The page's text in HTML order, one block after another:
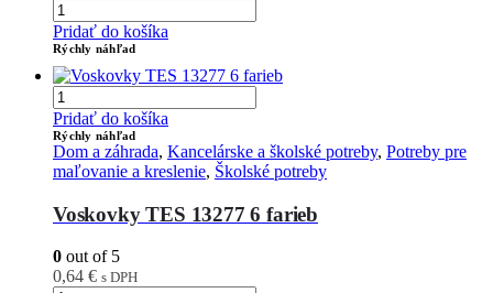
Pridať do košíka
Rýchly náhľad
Pridať do košíka
Rýchly náhľad
Dom a záhrada, Kancelárske a školské potreby, Potreby pre
maľovanie a kreslenie, Školské potreby
Voskovky TES 13277 6 farieb
0 out of 5
0,64 € s DPH